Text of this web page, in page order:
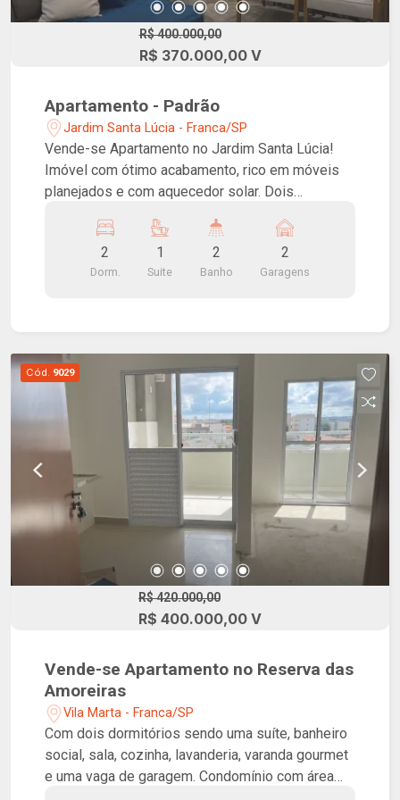
R$ 400.000,00
R$ 370.000,00 V
Apartamento - Padrão
Jardim Santa Lúcia - Franca/SP
Vende-se Apartamento no Jardim Santa Lúcia!
Imóvel com ótimo acabamento, rico em móveis
planejados e com aquecedor solar. Dois
sala, cozinha, lavanderia, área de claridade e duas
vagas de garagem.
2
Dorm.
1
Suite
2
Banho
2
Garagens
Cód. 9029
R$ 420.000,00
R$ 400.000,00 V
Vende-se Apartamento no Reserva das
Amoreiras
Vila Marta - Franca/SP
Com dois dormitórios sendo uma suíte, banheiro
social, sala, cozinha, lavanderia, varanda gourmet
e uma vaga de garagem. Condomínio com área